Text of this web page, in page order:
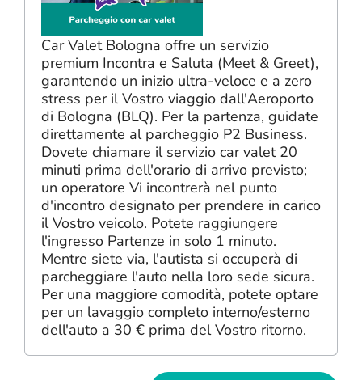
Car Valet Bologna offre un servizio
premium Incontra e Saluta (Meet & Greet),
garantendo un inizio ultra-veloce e a zero
stress per il Vostro viaggio dall'Aeroporto
di Bologna (BLQ). Per la partenza, guidate
direttamente al parcheggio P2 Business.
Dovete chiamare il servizio car valet 20
minuti prima dell'orario di arrivo previsto;
un operatore Vi incontrerà nel punto
d'incontro designato per prendere in carico
il Vostro veicolo. Potete raggiungere
l'ingresso Partenze in solo 1 minuto.
Mentre siete via, l'autista si occuperà di
parcheggiare l'auto nella loro sede sicura.
Per una maggiore comodità, potete optare
per un lavaggio completo interno/esterno
dell'auto a 30 € prima del Vostro ritorno.